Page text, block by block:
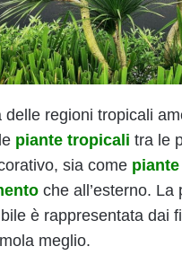
delle regioni tropicali
piante tropicali tra le
sia come
che all’esterno. La
è rappresentata dai
meglio.